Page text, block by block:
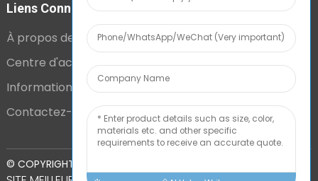
Liens Connexes
À propos de nous
Centre d'actualités
Informations techniques
Contactez-nous
© COPYRIGHT - 2010-2024 : TOUS DROITS RÉSERVÉS.